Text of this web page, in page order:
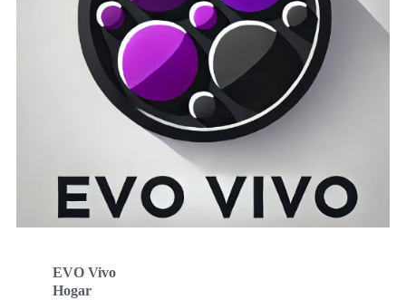
EVO Vivo
Hogar